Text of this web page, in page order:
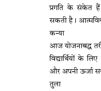
प्रगति के संकेत
सकती है।
कन्या
आज योजनाबद्ध
विद्यार्थियों के
और अपनी ऊर्जा
तुला